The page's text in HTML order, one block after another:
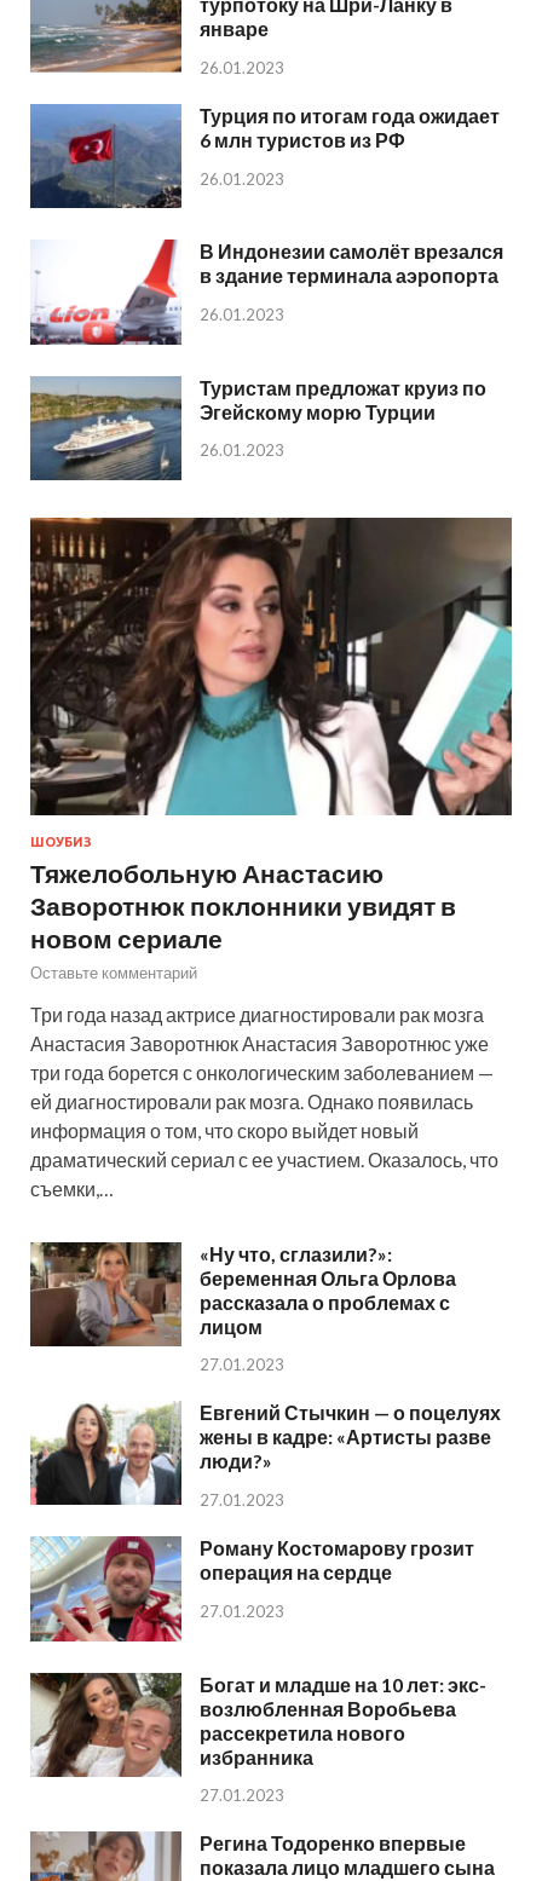
январе
26.01.2023
Турция по итогам года ожидает
6 млн туристов из РФ
26.01.2023
В Индонезии самолёт врезался
в здание терминала аэропорта
26.01.2023
Туристам предложат круиз по
Эгейскому морю Турции
26.01.2023
ШОУБИЗ
Тяжелобольную Анастасию
Заворотнюк поклонники увидят в
новом сериале
Оставьте комментарий
Три года назад актрисе диагностировали рак мозга
Анастасия Заворотнюк Анастасия Заворотнюс уже
три года борется с онкологическим заболеванием —
ей диагностировали рак мозга. Однако появилась
информация о том, что скоро выйдет новый
драматический сериал с ее участием. Оказалось, что
съемки,…
«Ну что, сглазили?»:
беременная Ольга Орлова
рассказала о проблемах с
лицом
27.01.2023
Евгений Стычкин — о поцелуях
жены в кадре: «Артисты разве
люди?»
27.01.2023
Роману Костомарову грозит
операция на сердце
27.01.2023
Богат и младше на 10 лет: экс-
возлюбленная Воробьева
рассекретила нового
избранника
27.01.2023
Регина Тодоренко впервые
показала лицо младшего сына